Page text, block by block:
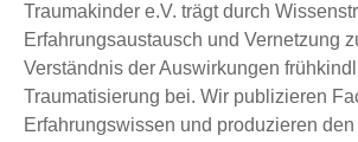
Traumakinder e.V. trägt durch
Erfahrungsaustausch und Vernetzung
Verständnis der Auswirkungen
Traumatisierung bei. Wir publizieren
Erfahrungswissen und produzieren